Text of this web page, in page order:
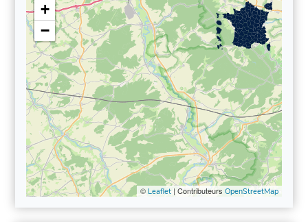
+
−
© Leaflet| Contributeurs OpenStreetMap